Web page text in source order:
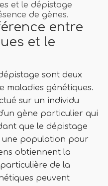
et le dépistage
de gènes.
entre
et le
sont deux
maladies génétiques.
sur un individu
gène particulier qui
que le dépistage
une population pour
obtiennent la
de la
peuvent